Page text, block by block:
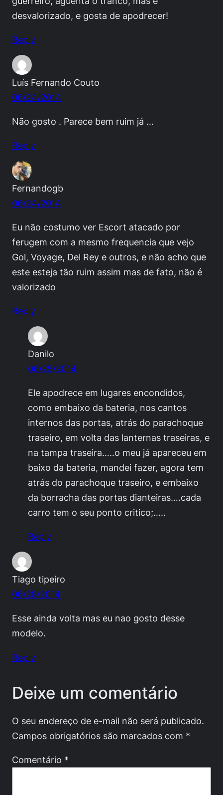
desvalorizado, e gosta de apodrecer!
Reply
Luís Fernando Couto
06/24/2014
Não gosto . Parece bem ruim já …
Reply
Fernandogb
06/24/2014
Eu não costumo ver Escort atacado por
ferugem com a mesmo frequencia que vejo
Gol, Voyage, Del Rey e outros, e não acho que
este esteja tão ruim assim mas de fato, não é
valorizado
Reply
Danilo
06/25/2014
Ele apodrece em lugares encondidos,
como embaixo da bateria, nos cantos
internos das portas, atrás do parachoque
traseiro, em volta das lanternas traseiras, e
na tampa traseira…..o meu já apareceu em
baixo da bateria, mandei fazer, agora tem
atrás do parachoque traseiro, e embaixo
da borracha das portas dianteiras….cada
carro tem o seu ponto critico;…..
Reply
Tiago tipeiro
06/28/2014
Esse ainda volta mas eu nao gosto desse
modelo.
Reply
Deixe um comentário
O seu endereço de e-mail não será publicado.
Campos obrigatórios são marcados com *
Comentário *